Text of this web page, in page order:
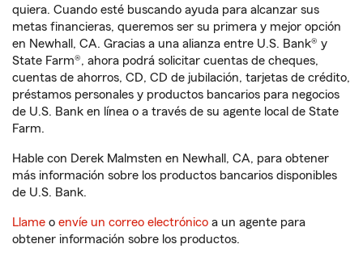
quiera. Cuando esté buscando ayuda para alcanzar sus
metas financieras, queremos ser su primera y mejor opción
en Newhall, CA. Gracias a una alianza entre U.S. Bank® y
State Farm®, ahora podrá solicitar cuentas de cheques,
cuentas de ahorros, CD, CD de jubilación, tarjetas de crédito,
préstamos personales y productos bancarios para negocios
de U.S. Bank en línea o a través de su agente local de State
Farm.
Hable con Derek Malmsten en Newhall, CA, para obtener
más información sobre los productos bancarios disponibles
de U.S. Bank.
Llame o envíe un correo electrónico a un agente para
obtener información sobre los productos.